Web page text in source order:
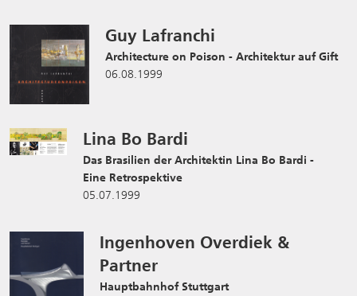
Guy Lafranchi
Architecture on Poison - Architektur auf Gift
06.08.1999
Lina Bo Bardi
Das Brasilien der Architektin Lina Bo Bardi -
Eine Retrospektive
05.07.1999
Ingenhoven Overdiek &
Partner
Hauptbahnhof Stuttgart